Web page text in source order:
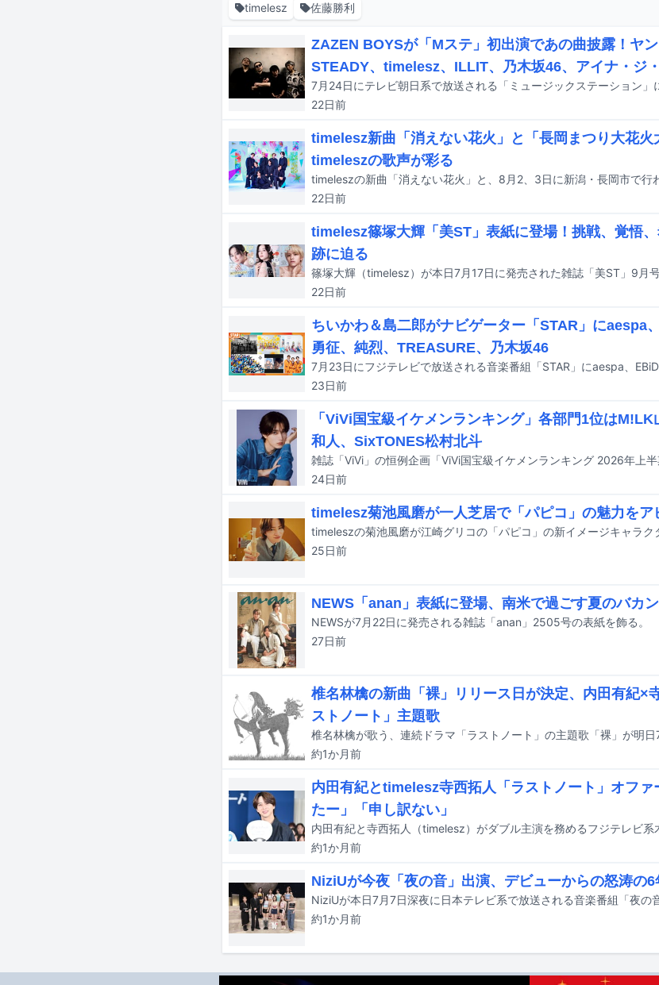
timelesz 佐藤勝利
ZAZEN BOYSが「Mステ」初出演であの曲披露！ヤ
STEADY、timelesz、ILLIT、乃木坂46、アイナ・ジ
22日前
timelesz新曲「消えない花火」と「長岡まつり大花火
timeleszの歌声が彩る
22日前
timelesz篠塚大輝「美ST」表紙に登場！挑戦、覚悟
跡に迫る
22日前
ちいかわ＆島二郎がナビゲーター「STAR」にaespa
勇征、純烈、TREASURE、乃木坂46
23日前
「ViVi国宝級イケメンランキング」各部門1位は
和人、SixTONES松村北斗
雑誌「ViVi」の恒例企画「ViVi国宝級イケメンランキング 2026年上半
24日前
timelesz菊池風磨が一人芝居で「パピコ」の魅力をア
25日前
NEWS「anan」表紙に登場、南米で過ごす夏のバカ
NEWSが7月22日に発売される雑誌「anan」2505号の表紙を飾る。
27日前
椎名林檎の新曲「裸」リリース日が決定、内田有紀×
ストノート」主題歌
椎名林檎が歌う、連続ドラマ「ラストノート」の主題歌「裸」が明日
約1か月前
内田有紀とtimelesz寺西拓人「ラストノート」オファ
たー」「申し訳ない」
約1か月前
NiziUが今夜「夜の音」出演、デビューからの怒涛の
約1か月前